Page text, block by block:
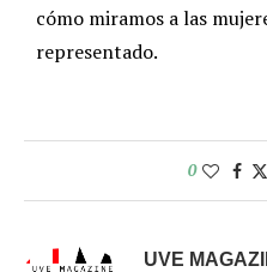
cómo miramos a las
representado.
0
UVE